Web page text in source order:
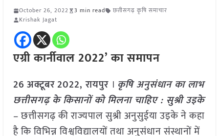
October 26, 2022 3 min read
छत्तीसगढ़ कृषि समाचार
Krishak Jagat
एग्री कार्नीवाल 2022’ का समापन
26 अक्टूबर2022, रायपुर । कृषि अनुसंधान का लाभ
छत्तीसगढ़ के किसानों को मिलना चाहिए : सुश्री उइके
– छत्तीसगढ़ की राज्यपाल सुश्री अनुसुईया उइके ने कहा
है कि विभिन्न विश्वविद्यालयों तथा अनुसंधान संस्थानों में